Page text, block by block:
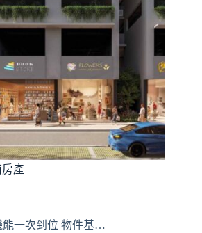
產
能一次到位 物件基…